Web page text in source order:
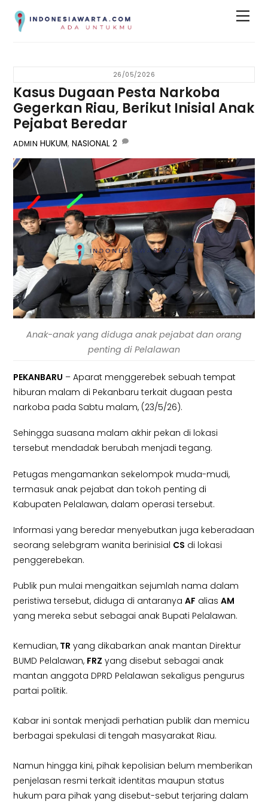
26/05/2026
Kasus Dugaan Pesta Narkoba
Gegerkan Riau, Berikut Inisial Anak
Pejabat Beredar
ADMIN HUKUM,NASIONAL 2
Anak-anak yang diduga anak pejabat dan orang
penting di Pelalawan
PEKANBARU –Aparat menggerebek sebuah tempat
hiburan malam di Pekanbaru terkait dugaan pesta
narkoba pada Sabtu malam, (23/5/26).
Sehingga suasana malam akhir pekan di lokasi
tersebut mendadak berubah menjadi tegang.
Petugas mengamankan sekelompok muda-mudi,
termasuk anak pejabat dan tokoh penting di
Kabupaten Pelalawan, dalam operasi tersebut.
Informasi yang beredar menyebutkan juga keberadaan
seorang selebgram wanita berinisial CS di lokasi
penggerebekan.
Publik pun mulai mengaitkan sejumlah nama dalam
peristiwa tersebut, diduga di antaranyaAF aliasAM
yang mereka sebut sebagai anak Bupati Pelalawan.
Kemudian, TR yang dikabarkan anak mantan Direktur
BUMD Pelalawan, FRZ yang disebut sebagai anak
mantan anggota DPRD Pelalawan sekaligus pengurus
partai politik.
Kabar ini sontak menjadi perhatian publik dan memicu
berbagai spekulasi di tengah masyarakat Riau.
Namun hingga kini, pihak kepolisian belum memberikan
penjelasan resmi terkait identitas maupun status
hukum para pihak yang disebut-sebut terjaring dalam